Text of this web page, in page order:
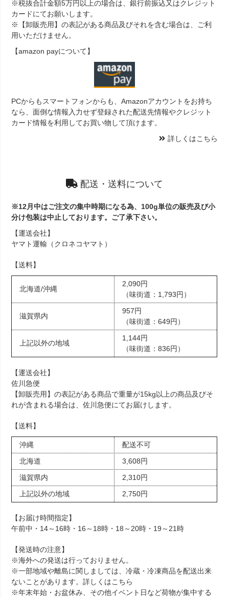
※税抜合計金額5万円以上の場合は、銀行前振込又はクレジット
カードにてお願いします。
※【卸販売用】の表記がある商品及びそれを含む場合は、ご利
用いただけません。
【amazon payについて】
PCからもスマートフォンからも、Amazonアカウントをお持ち
なら、面倒な情報入力せず登録された配送先情報やクレジット
カード情報を利用してお買い物して頂けます。
詳しくはこちら
配送・送料について
※12月中はご注文の集中時期になる為、100g単位の販売及び小
分け包装は中止しております。ご了承下さい。
【運送会社】
ヤマト運輸（クロネコヤマト）
【送料】
北海道/沖縄
2,090円
（味街道：1,793円）
滋賀県内
957円
（味街道：649円）
上記以外の地域
1,144円
（味街道：836円）
【運送会社】
佐川急便
【卸販売用】の表記がある商品で重量が15kg以上の商品及びそ
れが含まれる場合は、佐川急便にてお届けします。
【送料】
沖縄
配送不可
北海道
3,608円
滋賀県内
2,310円
上記以外の地域
2,750円
【お届け時間指定】
午前中・14～16時・16～18時・18～20時・19～21時
【発送時の注意】
※海外への発送は行っておりません。
※一部地域や離島に関しましては、冷蔵・冷凍商品を配送出来
ないことがあります。詳しくはこちら
※年末年始・お盆休み、その他イベント日など荷物が集中する